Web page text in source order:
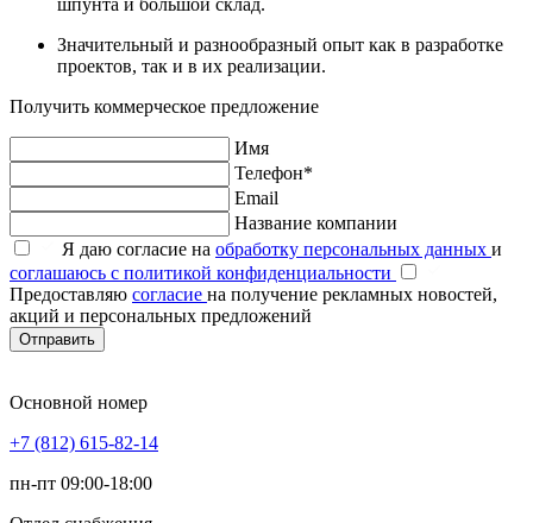
Значительный и разнообразный опыт как в разработке
проектов, так и в их реализации.
Получить коммерческое предложение
Имя
Телефон*
Email
Название компании
Я даю согласие на обработку персональных данных и
соглашаюсь с политикой конфиденциальности
Предоставляю согласие на получение рекламных новостей,
акций и персональных предложений
Отправить
Основной номер
+7 (812) 615-82-14
пн-пт 09:00-18:00